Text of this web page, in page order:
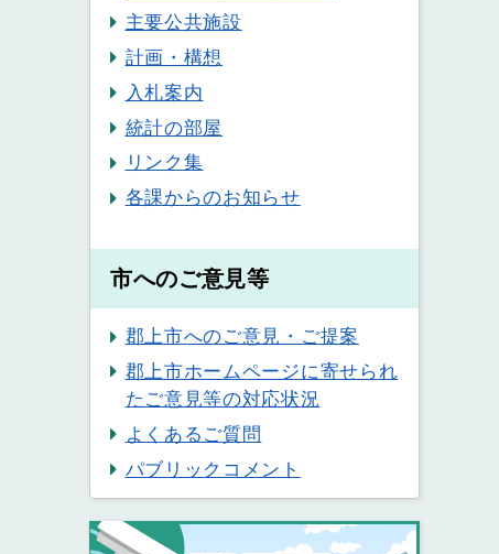
主要公共施設
計画・構想
入札案内
統計の部屋
リンク集
各課からのお知らせ
市へのご意見等
郡上市へのご意見・ご提案
郡上市ホームページに寄せられ
たご意見等の対応状況
よくあるご質問
パブリックコメント